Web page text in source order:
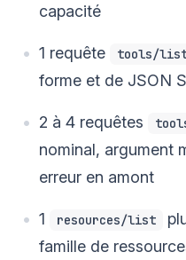
capacité
1 requête tools/
forme et de JSON
2 à 4 requêtes
nominal, argument
erreur en amont
1 resources/list
famille de